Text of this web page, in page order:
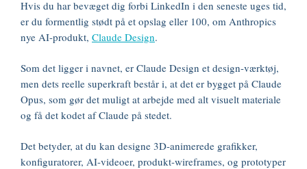
Hvis du har bevæget dig forbi LinkedIn i den seneste uges tid,
er du formentlig stødt på et opslag eller 100, om Anthropics
nye AI-produkt, Claude Design.
Som det ligger i navnet, er Claude Design et design-værktøj,
men dets reelle superkraft består i, at det er bygget på Claude
Opus, som gør det muligt at arbejde med alt visuelt materiale
og få det kodet af Claude på stedet.
Det betyder, at du kan designe 3D-animerede grafikker,
konfiguratorer, AI-videoer, produkt-wireframes, og prototyper